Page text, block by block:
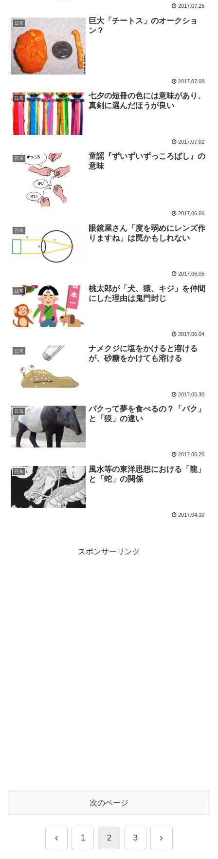
2017.07.25
日常
巨大「チートス」のオークショ
ン？
2017.07.08
日常
七夕の短冊の色には意味があり、
真剣に選んだほうが良い
2017.07.02
日常
童謡『ずいずいずっころばし』の
意味
2017.06.06
日常
眼鏡屋さん「度を弱めにレンズ作
りますね」は罠かもしれない
2017.06.05
日常
桃太郎が「犬、猿、キジ」を仲間
にした理由は鬼門封じ
2017.06.04
日常
ナメクジに塩をかけると溶ける
が、砂糖をかけても溶ける
2017.05.30
日常
バクって夢を食べるの？「バク」
と「獏」の違い
2017.05.20
日常
風水等の東洋思想における「龍」
と「蛇」の関係
2017.04.10
スポンサーリンク
次のページ
前 1 2 3 次